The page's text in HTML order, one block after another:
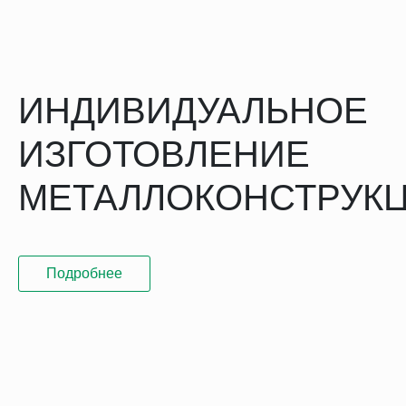
ИНДИВИДУАЛЬНОЕ
ИЗГОТОВЛЕНИЕ
Подробнее